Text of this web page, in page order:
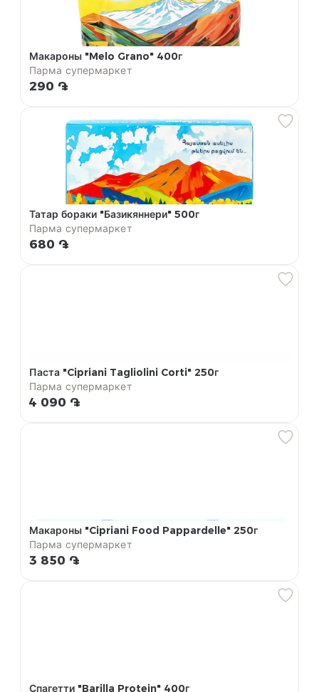
Макароны "Melo Grano" 400г
Парма супермаркет
290 ֏
Татар бораки "Базикяннери" 500г
Парма супермаркет
680 ֏
Паста "Cipriani Tagliolini Corti" 250г
Парма супермаркет
4 090 ֏
Макароны "Cipriani Food Pappardelle" 250г
Парма супермаркет
3 850 ֏
Спагетти "Barilla Protein" 400г